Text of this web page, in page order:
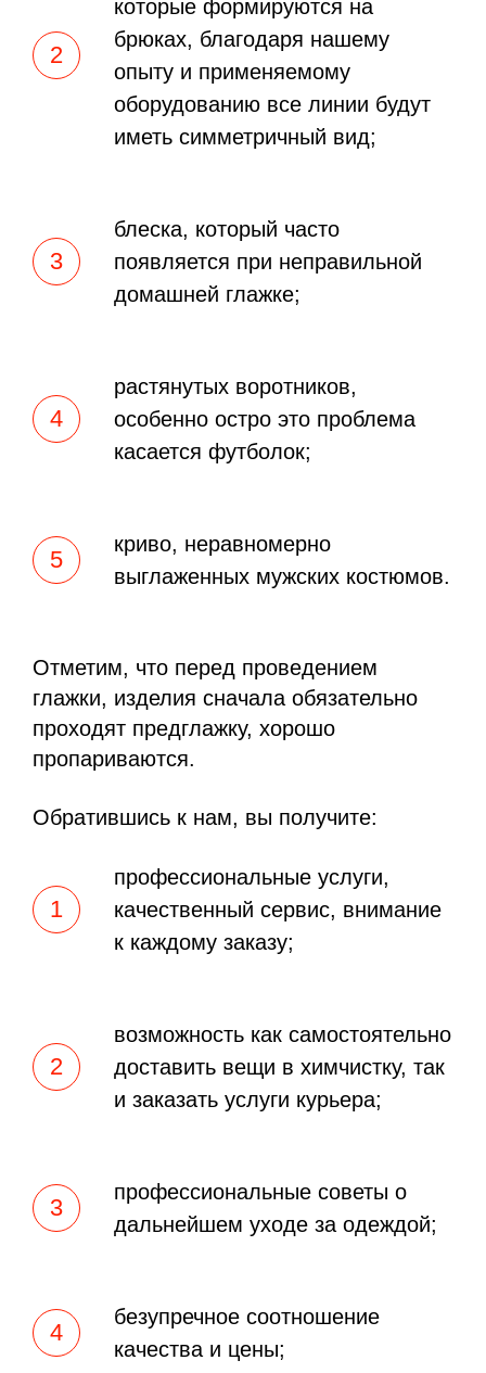
которые формируются на
брюках, благодаря нашему
опыту и применяемому
оборудованию все линии будут
иметь симметричный вид;
блеска, который часто
появляется при неправильной
домашней глажке;
растянутых воротников,
особенно остро это проблема
касается футболок;
криво, неравномерно
выглаженных мужских костюмов.
Отметим, что перед проведением
глажки, изделия сначала обязательно
проходят предглажку, хорошо
пропариваются.
Обратившись к нам, вы получите:
профессиональные услуги,
качественный сервис, внимание
к каждому заказу;
возможность как самостоятельно
доставить вещи в химчистку, так
и заказать услуги курьера;
профессиональные советы о
дальнейшем уходе за одеждой;
безупречное соотношение
качества и цены;